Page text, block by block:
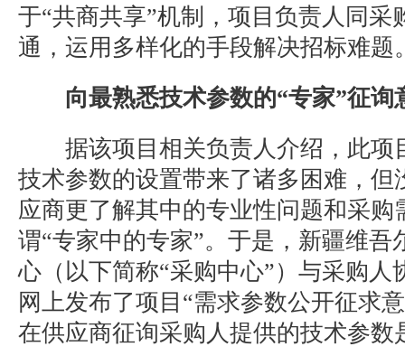
于“共商共享”机制，项目负责人同采
通，运用多样化的手段解决招标难题
向最熟悉技术参数的“专家”征询
据该项目相关负责人介绍，此项
技术参数的设置带来了诸多困难，但
应商更了解其中的专业性问题和采购
谓“专家中的专家”。于是，新疆维吾
心（以下简称“采购中心”）与采购人
网上发布了项目“需求参数公开征求
在供应商征询采购人提供的技术参数